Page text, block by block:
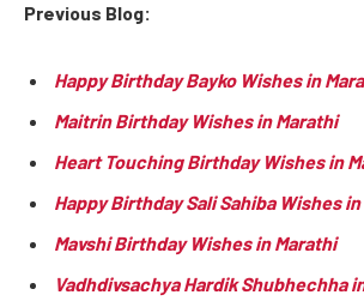
Previous Blog:
Happy Birthday Bayko Wishes in
Maitrin Birthday Wishes in Marathi
Heart Touching Birthday Wishes in
Happy Birthday Sali Sahiba Wishes
Mavshi Birthday Wishes in Marathi
Vadhdivsachya Hardik Shubhechha